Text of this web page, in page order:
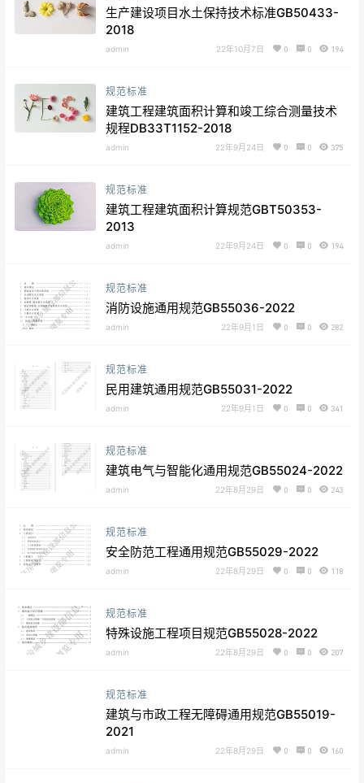
生产建设项目水土保持技术标准GB50433-
2018
admin 22年10月7日 0 0 194
规范标准
建筑工程建筑面积计算和竣工综合测量技术
规程DB33T1152-2018
admin 22年9月24日 0 0 375
规范标准
建筑工程建筑面积计算规范GBT50353-
2013
admin 22年9月24日 0 0 194
规范标准
消防设施通用规范GB55036-2022
admin 22年9月1日 0 0 282
规范标准
民用建筑通用规范GB55031-2022
admin 22年9月1日 0 0 341
规范标准
建筑电气与智能化通用规范GB55024-2022
admin 22年8月29日 0 0 243
规范标准
安全防范工程通用规范GB55029-2022
admin 22年8月29日 0 0 118
规范标准
特殊设施工程项目规范GB55028-2022
admin 22年8月29日 0 0 207
规范标准
建筑与市政工程无障碍通用规范GB55019-
2021
admin 22年8月29日 0 0 160